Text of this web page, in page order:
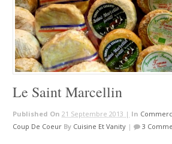
Le Saint Marcellin
Published On 21 Septembre 2013 | In
Coup De Coeur By Cuisine Et Vanity | 3